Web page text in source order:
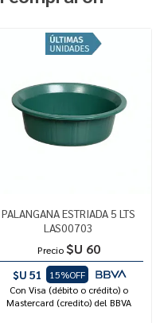
PALANGANA ESTRIADA 5 LTS
LAS00703
Precio $U 60
$U 51
15%OFF
Con Visa (débito o crédito) o
Mastercard (credito) del BBVA